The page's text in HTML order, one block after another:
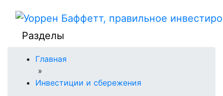
Разделы
Главная
»
Инвестиции и сбережения